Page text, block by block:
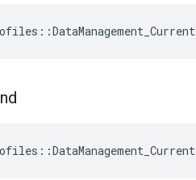
::DataManagement_Current
::DataManagement_Current